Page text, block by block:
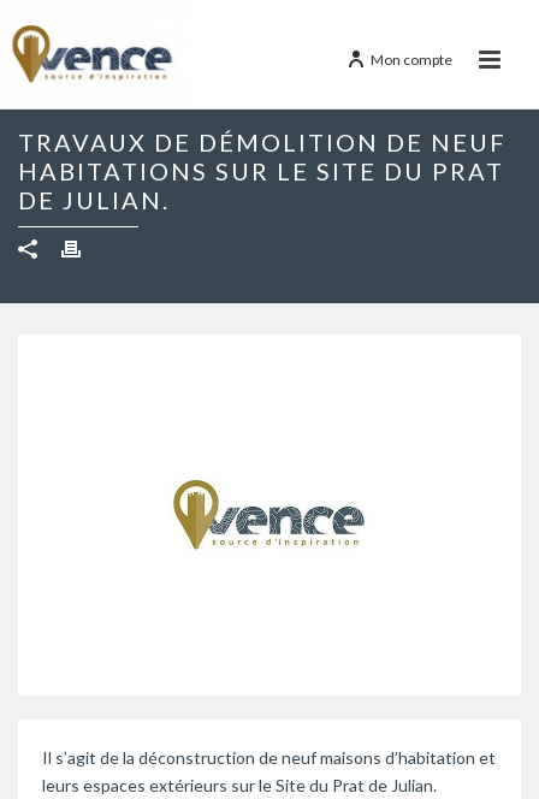
Mon compte
TRAVAUX DE DÉMOLITION DE NEUF
HABITATIONS SUR LE SITE DU PRAT
DE JULIAN.
Il s’agit de la déconstruction de neuf maisons d’habitation et
leurs espaces extérieurs sur le Site du Prat de Julian.